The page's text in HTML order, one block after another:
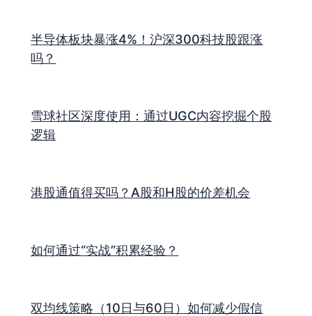
半导体板块暴涨4%！沪深300科技股跟涨
吗？
雪球社区深度使用：通过UGC内容挖掘个股
逻辑
港股通值得买吗？A股和H股的价差机会
如何通过“实战”积累经验？
双均线策略（10日与60日）如何减少假信